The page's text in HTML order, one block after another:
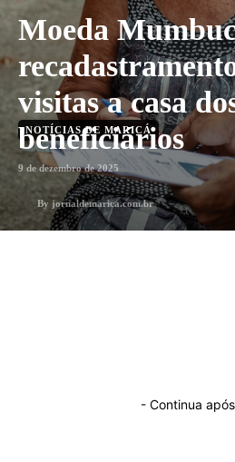
Moeda
visitas a casa
beneficiários
NOTÍCIAS DE MARICÁ
9 de dezembro de 2025
By jornaldemarica.com.br
- Continua